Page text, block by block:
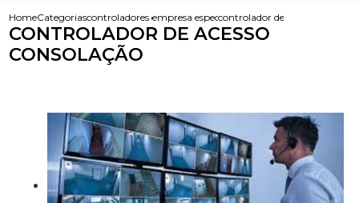
HomeCategoriascontroladores de acessoempresa especialista em controlador de
controlador de acesso
CONTROLADOR DE ACESSO
CONSOLAÇÃO